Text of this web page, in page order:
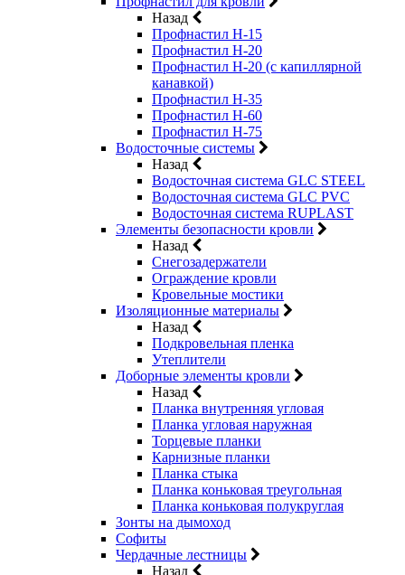
Назад
Профнастил Н-15
Профнастил Н-20
Профнастил Н-20 (с капиллярной
канавкой)
Профнастил Н-35
Профнастил Н-60
Профнастил Н-75
Водосточные системы
Назад
Водосточная система GLC STEEL
Водосточная система GLC PVC
Водосточная система RUPLAST
Элементы безопасности кровли
Назад
Снегозадержатели
Ограждение кровли
Кровельные мостики
Изоляционные материалы
Назад
Подкровельная пленка
Утеплители
Доборные элементы кровли
Назад
Планка внутренняя угловая
Планка угловая наружная
Торцевые планки
Карнизные планки
Планка стыка
Планка коньковая треугольная
Планка коньковая полукруглая
Зонты на дымоход
Софиты
Чердачные лестницы
Назад